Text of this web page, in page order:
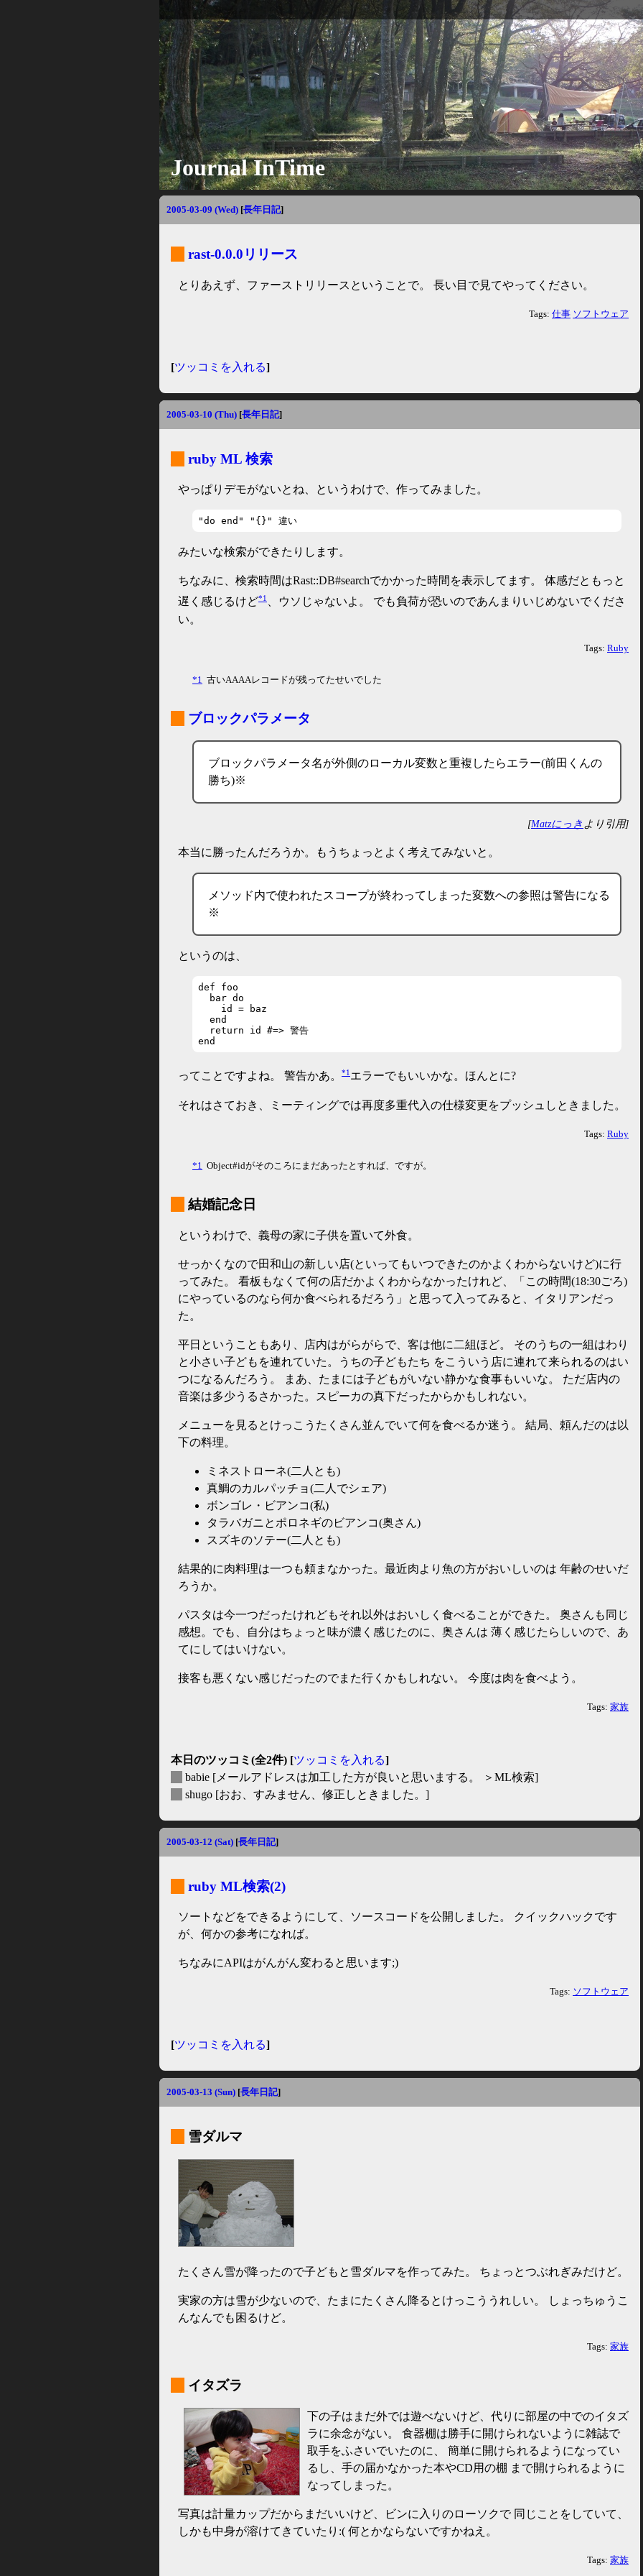
Journal InTime
2005-03-09 (Wed) [長年日記]
rast-0.0.0リリース
とりあえず、ファーストリリースということで。 長い目で見てやってください。
Tags: 仕事 ソフトウェア
[ツッコミを入れる]
2005-03-10 (Thu) [長年日記]
ruby ML 検索
やっぱりデモがないとね、というわけで、作ってみました。
"do end" "{}" 違い
みたいな検索ができたりします。
ちなみに、検索時間はRast::DB#searchでかかった時間を表示してます。 体感だともっと
遅く感じるけど*1 、ウソじゃないよ。 でも負荷が恐いのであんまりいじめないでくださ
い。
Tags: Ruby
*1 古いAAAAレコードが残ってたせいでした
ブロックパラメータ
ブロックパラメータ名が外側のローカル変数と重複したらエラー(前田くんの
勝ち)※
[Matzにっき より引用]
本当に勝ったんだろうか。もうちょっとよく考えてみないと。
メソッド内で使われたスコープが終わってしまった変数への参照は警告になる
※
というのは、
def foo
  bar do
    id = baz
  end
  return id #=> 警告
end
ってことですよね。 警告かあ。 *1エラーでもいいかな。ほんとに?
それはさておき、ミーティングでは再度多重代入の仕様変更をプッシュしときました。
Tags: Ruby
*1 Object#idがそのころにまだあったとすれば、ですが。
結婚記念日
というわけで、義母の家に子供を置いて外食。
せっかくなので田和山の新しい店(といってもいつできたのかよくわからないけど)に行
ってみた。 看板もなくて何の店だかよくわからなかったけれど、「この時間(18:30ごろ)
にやっているのなら何か食べられるだろう」と思って入ってみると、イタリアンだっ
た。
平日ということもあり、店内はがらがらで、客は他に二組ほど。 そのうちの一組はわり
と小さい子どもを連れていた。うちの子どもたち をこういう店に連れて来られるのはい
つになるんだろう。 まあ、たまには子どもがいない静かな食事もいいな。 ただ店内の
音楽は多少うるさかった。スピーカの真下だったからかもしれない。
メニューを見るとけっこうたくさん並んでいて何を食べるか迷う。 結局、頼んだのは以
下の料理。
ミネストローネ(二人とも)
真鯛のカルパッチョ(二人でシェア)
ボンゴレ・ビアンコ(私)
タラバガニとポロネギのビアンコ(奥さん)
スズキのソテー(二人とも)
結果的に肉料理は一つも頼まなかった。最近肉より魚の方がおいしいのは 年齢のせいだ
ろうか。
パスタは今一つだったけれどもそれ以外はおいしく食べることができた。 奥さんも同じ
感想。でも、自分はちょっと味が濃く感じたのに、奥さんは 薄く感じたらしいので、あ
てにしてはいけない。
接客も悪くない感じだったのでまた行くかもしれない。 今度は肉を食べよう。
Tags: 家族
本日のツッコミ(全2件) [ツッコミを入れる]
babie [メールアドレスは加工した方が良いと思いまする。 ＞ML検索]
shugo [おお、すみません、修正しときました。]
2005-03-12 (Sat) [長年日記]
ruby ML検索(2)
ソートなどをできるようにして、ソースコードを公開しました。 クイックハックです
が、何かの参考になれば。
ちなみにAPIはがんがん変わると思います;)
Tags: ソフトウェア
[ツッコミを入れる]
2005-03-13 (Sun) [長年日記]
雪ダルマ
たくさん雪が降ったので子どもと雪ダルマを作ってみた。 ちょっとつぶれぎみだけど。
実家の方は雪が少ないので、たまにたくさん降るとけっこううれしい。 しょっちゅうこ
んなんでも困るけど。
Tags: 家族
イタズラ
下の子はまだ外では遊べないけど、代りに部屋の中でのイタズ
ラに余念がない。 食器棚は勝手に開けられないように雑誌で
取手をふさいでいたのに、 簡単に開けられるようになってい
るし、手の届かなかった本やCD用の棚 まで開けられるように
なってしまった。
写真は計量カップだからまだいいけど、ビンに入りのローソクで 同じことをしていて、
しかも中身が溶けてきていたり:( 何とかならないですかねえ。
Tags: 家族